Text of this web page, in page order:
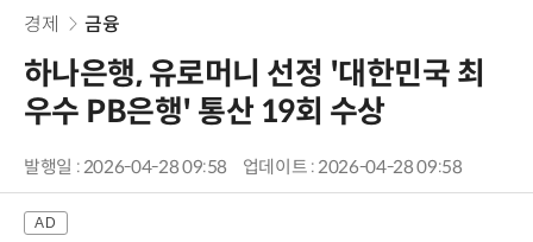
경제 금융
하나은행, 유로머니 선정 '대한민국 최
우수 PB은행' 통산 19회 수상
발행일 : 2026-04-28 09:58 업데이트 : 2026-04-28 09:58